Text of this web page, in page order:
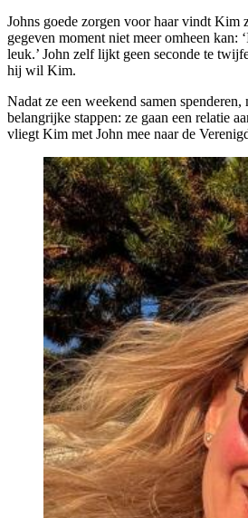
Johns goede zorgen voor haar vindt Kim
gegeven moment niet meer omheen kan:
leuk.’ John zelf lijkt geen seconde te
hij wil Kim.
Nadat ze een weekend samen
belangrijke stappen: ze gaan een relatie
vliegt Kim met John mee naar de